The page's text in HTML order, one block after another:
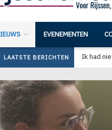
EVENEMENTEN
LAATSTE BERICHTEN